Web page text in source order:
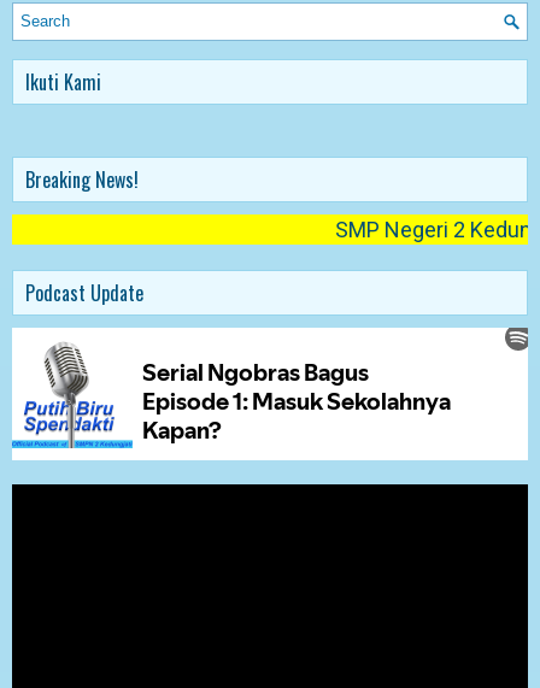
Ikuti Kami
Breaking News!
SMP Negeri 2
Podcast Update